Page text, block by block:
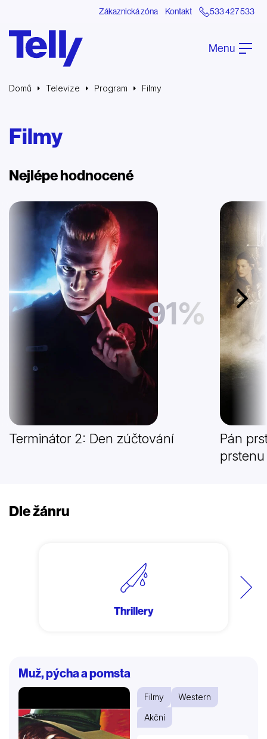
Zákaznická zóna Kontakt 533 427 533
Menu
Domů Televize Program Filmy
Filmy
Nejlépe hodnocené
Další
91%
Terminátor 2: Den zúčtování
Pán
prstenu
Dle žánru
Další
Thrillery
Muž, pýcha a pomsta
Filmy
Western
Akční